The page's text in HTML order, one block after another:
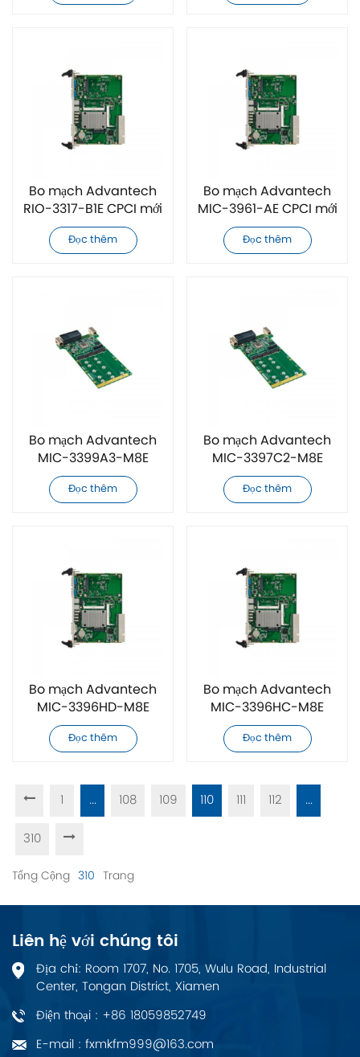
Bo mạch Advantech
RIO-3317-B1E CPCI mới
chính hãng
Đọc thêm
Bo mạch Advantech
MIC-3961-AE CPCI mới
chính hãng
Đọc thêm
Bo mạch Advantech
MIC-3399A3-M8E
CPCI mới chính hãng
Đọc thêm
Bo mạch Advantech
MIC-3397C2-M8E
CPCI mới chính hãng
Đọc thêm
Bo mạch Advantech
MIC-3396HD-M8E
CPCI mới chính hãng
Đọc thêm
Bo mạch Advantech
MIC-3396HC-M8E
CPCI mới chính hãng
Đọc thêm
1 ... 108 109 110 111 112
...
310
Tổng Cộng 310 Trang
Liên hệ với chúng tôi
Địa chỉ: Room 1707, No. 1705, Wulu Road, Industrial
Center, Tongan District, Xiamen
Điện thoại : +86 18059852749
E-mail : fxmkfm999@163.com